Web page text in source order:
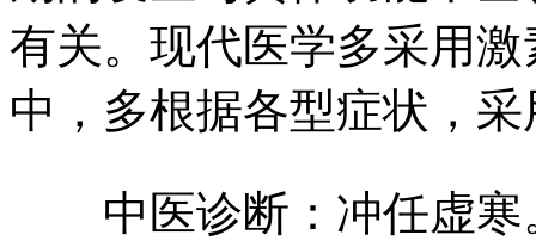
有关。现代医学多采用
中，多根据各型症状，
中医诊断：冲任虚寒